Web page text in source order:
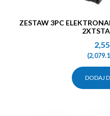
ZESTAW 3PC ELEKTRONARZĘDZI COMBO 18V 2×5.0AH
(
DODAJ